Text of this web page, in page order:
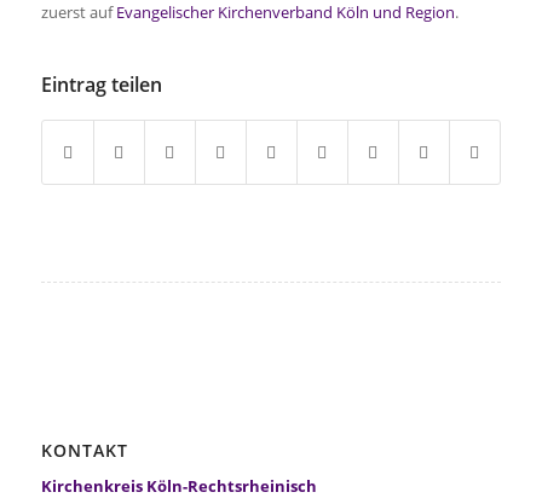
zuerst aufEvangelischer Kirchenverband Köln und Region.
Eintrag teilen
KONTAKT
Kirchenkreis Köln-Rechtsrheinisch